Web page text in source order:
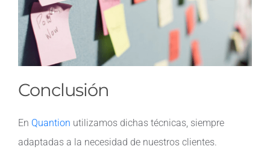
Conclusión
En Quantion utilizamos dichas técnicas, siempre
adaptadas a la necesidad de nuestros clientes.